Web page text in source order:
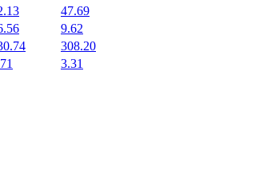
47.69
9.62
308.20
3.31